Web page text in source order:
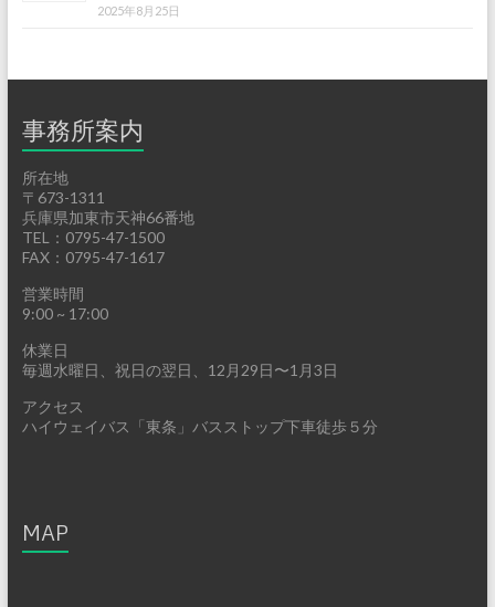
2025年8月25日
事務所案内
所在地
〒673-1311
兵庫県加東市天神66番地
TEL：0795-47-1500
FAX：0795-47-1617
営業時間
9:00 ~ 17:00
休業日
毎週水曜日、祝日の翌日、12月29日〜1月3日
アクセス
ハイウェイバス「東条」バスストップ下車徒歩５分
MAP